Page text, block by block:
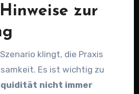
zur
klingt, die Praxis
Es ist wichtig zu
nicht immer